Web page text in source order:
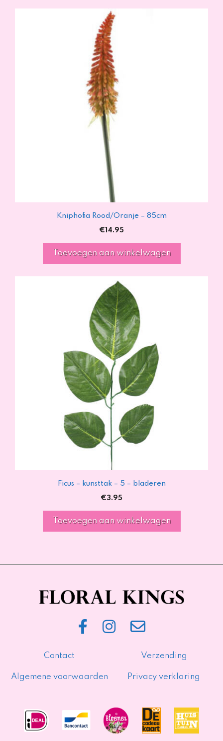
Kniphofia Rood/Oranje – 85cm
€ 14.95
Toevoegen aan winkelwagen
Ficus – kunsttak – 5 – bladeren
€3.95
Toevoegen aan winkelwagen
Contact Verzending
Algemene voorwaarden Privacy verklaring